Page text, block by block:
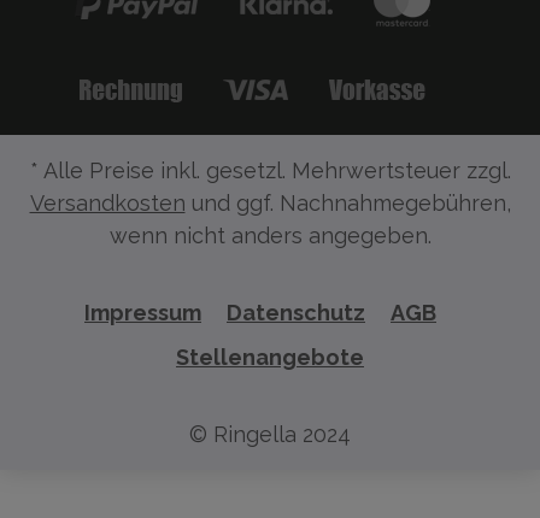
* Alle Preise inkl. gesetzl. Mehrwertsteuer zzgl.
Versandkosten und ggf. Nachnahmegebühren,
wenn nicht anders angegeben.
Impressum Datenschutz
AGB
Stellenangebote
© Ringella 2024